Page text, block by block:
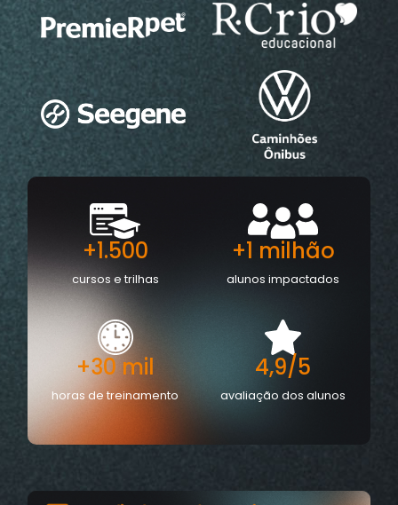
+1.500
cursos e trilhas
+1 milhão
alunos impactados
+30 mil
horas de treinamento
4,9/5
avaliação dos alunos